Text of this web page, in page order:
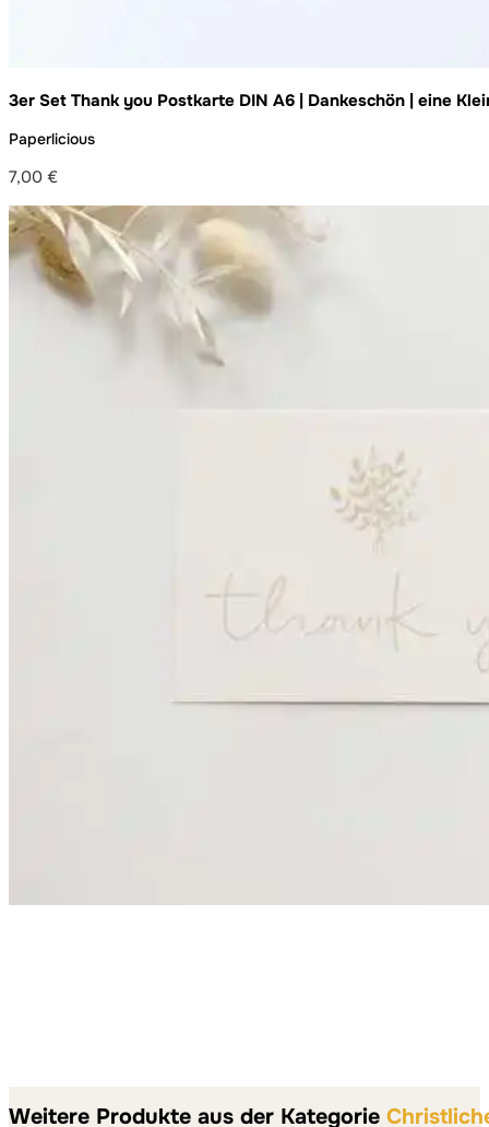
3er Set Thank you Postkarte DIN A6 | Dankeschön | eine
Paperlicious
7,00 €
Weitere Produkte aus der Kategorie